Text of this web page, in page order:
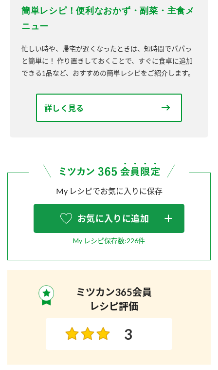
簡単レシピ！便利なおかず・副菜・主食メ
ニュー
忙しい時や、帰宅が遅くなったときは、短時間でパパっ
と簡単に！ 作り置きしておくことで、すぐに食卓に追加
できる1品など、おすすめの簡単レシピをご紹介します。
詳しく見る
My レシピでお気に入りに保存
お気に入りに追加
My レシピ保存数:226件
ミツカン365会員
レシピ評価
3